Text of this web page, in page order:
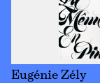
Eugénie Zély